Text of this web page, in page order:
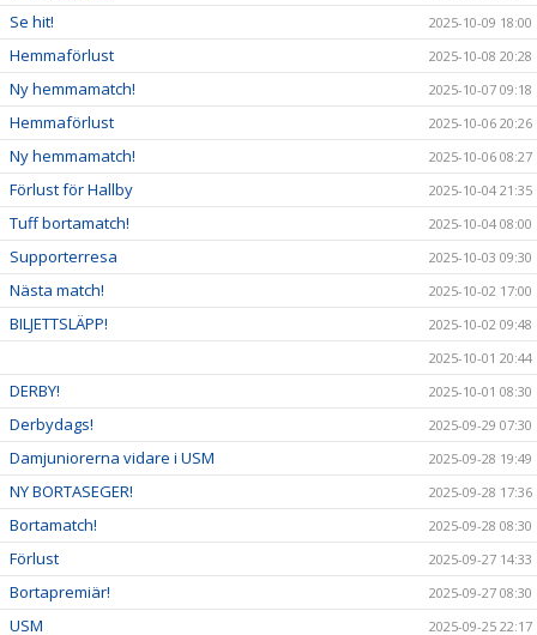
Se hit! 2025-10-09 18:00
Hemmaförlust 2025-10-08 20:28
Ny hemmamatch! 2025-10-07 09:18
Hemmaförlust 2025-10-06 20:26
Ny hemmamatch! 2025-10-06 08:27
Förlust för Hallby 2025-10-04 21:35
Tuff bortamatch! 2025-10-04 08:00
Supporterresa 2025-10-03 09:30
Nästa match! 2025-10-02 17:00
BILJETTSLÄPP!
2025-10-02 09:48
2025-10-01 20:44
DERBY! 2025-10-01 08:30
Derbydags! 2025-09-29 07:30
Damjuniorerna vidare i USM 2025-09-28 19:49
NY BORTASEGER! 2025-09-28 17:36
Bortamatch! 2025-09-28 08:30
Förlust 2025-09-27 14:33
Bortapremiär! 2025-09-27 08:30
USM 2025-09-25 22:17